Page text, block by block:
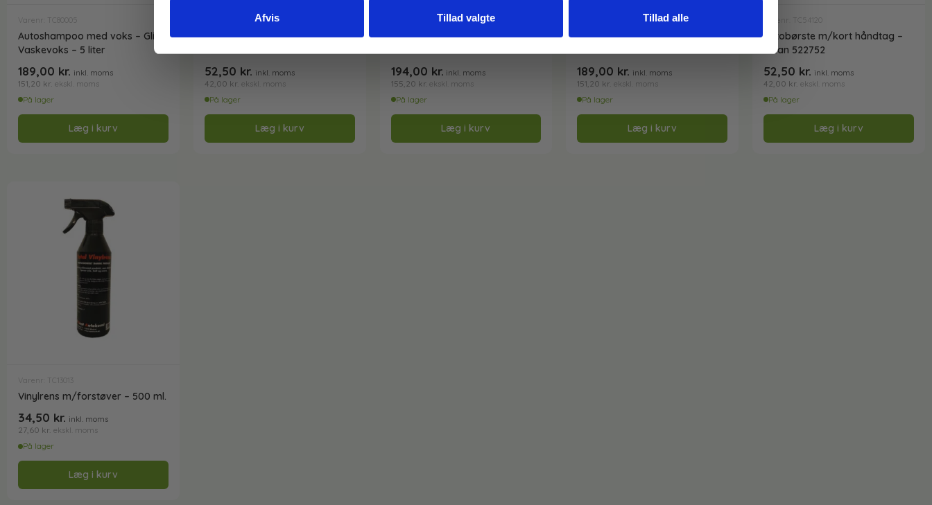
Afvis Tillad valgte Tillad alle
Varenr: TC80005
Autoshampoo med voks – Glitto
Vaskevoks – 5 liter
189,00 kr. inkl. moms
151,20 kr. ekskl. moms
På lager
Læg i kurv
Varenr: TC54130
Autobørste m/langt håndtag –
52,50 kr. inkl. moms
42,00 kr. ekskl. moms
På lager
Læg i kurv
Varenr: TC54145
Autobørste t/skaft – Smal og
194,00 kr. inkl. moms
155,20 kr. ekskl. moms
På lager
Læg i kurv
Autobørste t/skaft – Bred og
189,00 kr. inkl. moms
151,20 kr. ekskl. moms
På lager
Læg i kurv
Varenr: TC54120
Autobørste m/kort håndtag –
Vikan 522752
52,50 kr. inkl. moms
42,00 kr. ekskl. moms
På lager
Læg i kurv
Varenr: TC13013
Vinylrens m/forstøver – 500 ml.
34,50 kr. inkl. moms
27,60 kr. ekskl. moms
På lager
Læg i kurv